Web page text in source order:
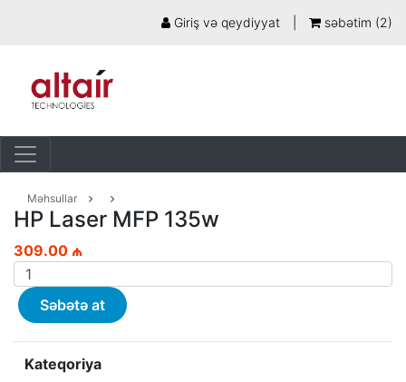
Giriş və qeydiyyat səbətim (2)
Məhsullar
HP Laser MFP 135w
309.00 ₼
Səbətə at
Kateqoriya